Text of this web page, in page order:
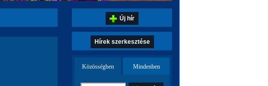
Új hír
Hírek szerkesztése
Közösségben Mindenben